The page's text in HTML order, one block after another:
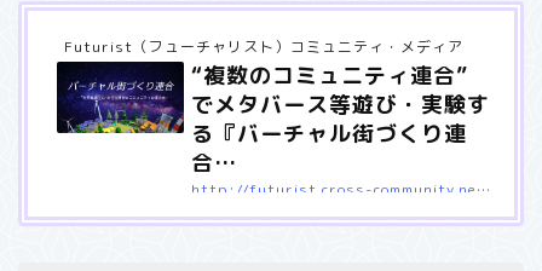
Futurist（フューチャリスト）コミュニティ・メディア
“複数のコミュニティ連合”
でメタバース等遊び・実験す
る『バーチャル街づくり連
合…
http://futurist.cross-community.net/2022/02/24/metaverse-ecosystem/
メタバース等で「世界創造（DIY）」が可能になってきた 昨今再び